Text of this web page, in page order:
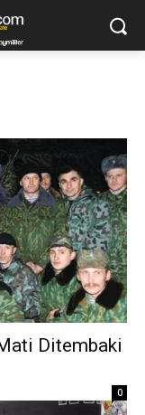
Ditembaki
0